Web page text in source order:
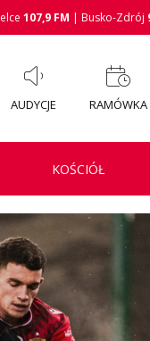
107,9 FM | Busko-Zdrój
AUDYCJE RAMÓWKA
KOŚCIÓŁ